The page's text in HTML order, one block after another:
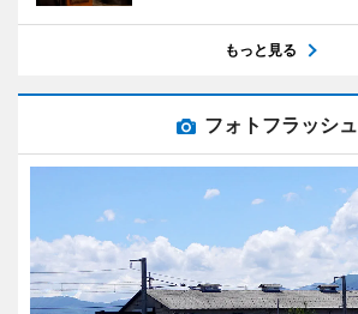
もっと見る
フォトフラッシュ